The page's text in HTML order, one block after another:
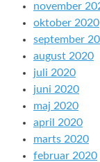
november
oktober 2020
september
august 2020
juli 2020
juni 2020
maj 2020
april 2020
marts 2020
februar 2020